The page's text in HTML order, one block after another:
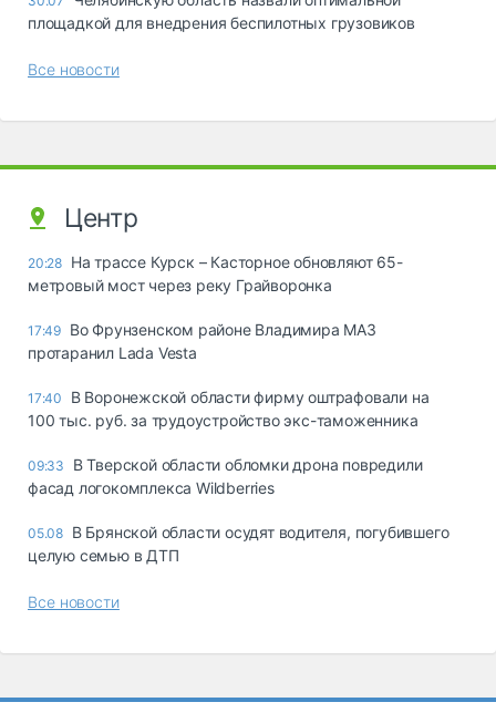
площадкой для внедрения беспилотных грузовиков
Все новости
Центр
20:28 На трассе Курск – Касторное обновляют 65-
метровый мост через реку Грайворонка
17:49 Во Фрунзенском районе Владимира МАЗ
протаранил Lada Vesta
17:40
В Воронежской области фирму оштрафовали на
100 тыс. руб. за трудоустройство экс-таможенника
09:33
В Тверской области обломки дрона повредили
фасад логокомплекса Wildberries
05.08 В Брянской области осудят водителя, погубившего
целую семью в ДТП
Все новости